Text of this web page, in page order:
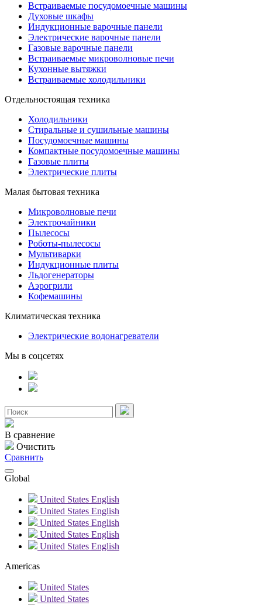
Встраиваемые посудомоечные машины
Духовые шкафы
Индукционные варочные панели
Электрические варочные панели
Газовые варочные панели
Встраиваемые микроволновые печи
Кухонные вытяжки
Встраиваемые холодильники
Отдельностоящая техника
Холодильники
Стиральные и сушильные машины
Посудомоечные машины
Компактные посудомоечные машины
Газовые плиты
Электрические плиты
Малая бытовая техника
Микроволновые печи
Электрочайники
Пылесосы
Роботы-пылесосы
Мультиварки
Индукционные плиты
Льдогенераторы
Аэрогрили
Кофемашины
Климатическая техника
Электрические водонагреватели
Мы в соцсетях
В сравнение
Очистить
Сравнить
Global
United States English
United States English
United States English
United States English
United States English
Americas
United States
United States